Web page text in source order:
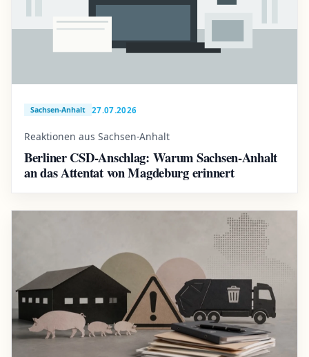
Sachsen-Anhalt 27.07.2026
Reaktionen aus Sachsen-Anhalt
Berliner CSD-Anschlag: Warum Sachsen-Anhalt
an das Attentat von Magdeburg erinnert